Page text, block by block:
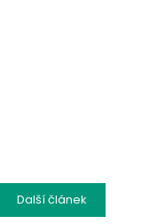
Dalšíčlánek